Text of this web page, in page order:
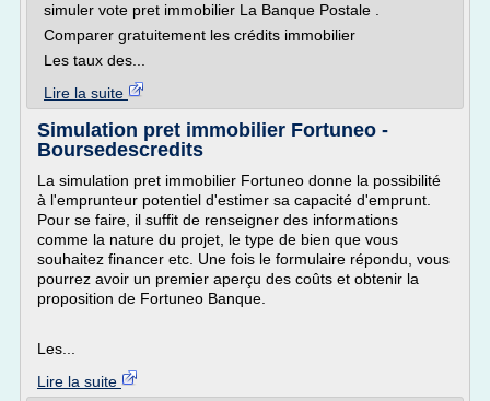
simuler vote pret immobilier La Banque Postale .
Comparer gratuitement les crédits immobilier
Les taux des...
Lire la suite
Simulation pret immobilier Fortuneo -
Boursedescredits
La simulation pret immobilier Fortuneo donne la possibilité
à l'emprunteur potentiel d'estimer sa capacité d'emprunt.
Pour se faire, il suffit de renseigner des informations
comme la nature du projet, le type de bien que vous
souhaitez financer etc. Une fois le formulaire répondu, vous
pourrez avoir un premier aperçu des coûts et obtenir la
proposition de Fortuneo Banque.
Les...
Lire la suite